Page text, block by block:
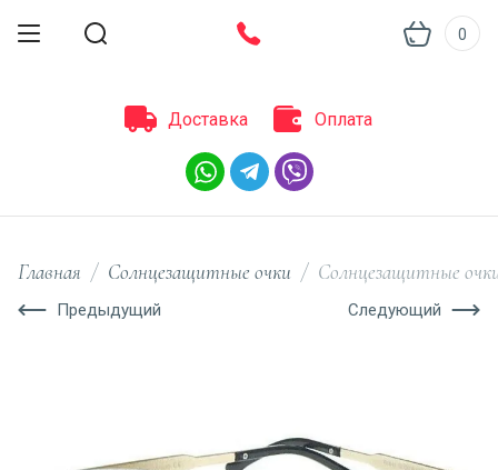
0
Доставка Оплата
Главная / Солнцезащитные очки / Солнцезащитные
Предыдущий Следующий